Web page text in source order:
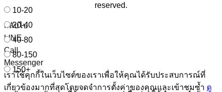
10-20
20-40
40-80
80-150
150+
reserved.
กลับไป
LINE
Call
Messenger
เราใช้คุกกี้ในเว็บไซต์ของเราเพื่อให้คุณได้รับประสบการณ์ที่
เกี่ยวข้องมากที่สุดโดยจดจำการตั้งค่าของคุณและเข้าชมซ้ำ ดู